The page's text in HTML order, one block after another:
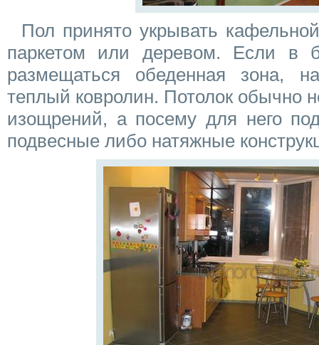
Пол принято укрывать
паркетом или деревом. Если в
размещаться обеденная зона,
теплый ковролин. Потолок обычно
изощрений, а посему для него
подвесные либо натяжные